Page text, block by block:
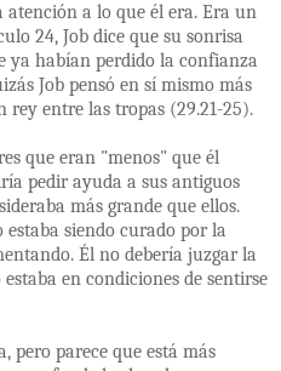
atención a lo que él era. Era un
24, Job dice que su sonrisa
ya habían perdido la confianza
Job pensó en sí mismo más
rey entre las tropas (29.21-25).
que eran "menos" que él
pedir ayuda a sus antiguos
más grande que ellos.
siendo curado por la
Él no debería juzgar la
en condiciones de sentirse
pero parece que está más